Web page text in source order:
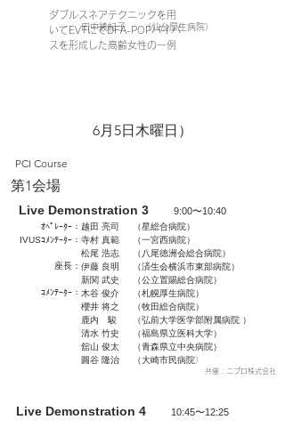
田中綾紀子
​ダブルスネアテクニックを用
いてEVTにてDFA-POPバイパ
スを形成した高齢女性の一例
（仙台厚生病院）
6月5日木曜日）
PCI Course
第1会場
Live Demonstration 3 9:00〜10:40
ｵﾍﾟﾚｰﾀｰ：
IVUSｺﾒﾝﾃｰﾀｰ：
​座長：
​ｺﾒﾝﾃｰﾀｰ：
越田 亮司
寺村 真範
松尾 浩志
伊藤 良明
新関 武史
木谷 俊介
櫻井 将之
鹿内 駿
清水 竹史
舘山 俊太
圓谷 隆治
（星総合病院）
（一宮西病院）
（八尾徳洲会総合病院）
（済生会横浜市東部病院）
（公立置賜総合病院）
（札幌厚生病院）
（牧田総合病院）
（弘前大学医学部附属病院 ）
（福島県立医科大学）
（青森県立中央病院）
（大崎市民病院）
​共催：ニプロ株式会社
Live Demonstration 4 10:45〜12:25